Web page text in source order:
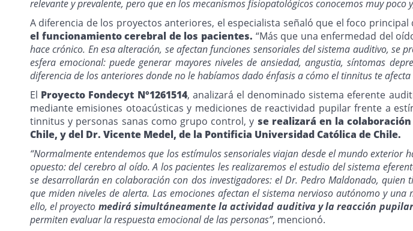
relevante y prevalente, pero que en los mecanismos fisiopatológicos conocemos muy
A diferencia de los proyectos anteriores, el especialista señaló que el foco
el funcionamiento cerebral de los pacientes. “Más que una enfermedad del
hace crónico. En esa alteración, se afectan funciones sensoriales del sistema auditivo,
esfera emocional: puede generar mayores niveles de ansiedad, angustia, síntomas
diferencia de los anteriores donde no le habíamos dado énfasis a cómo el tinnitus te
El Proyecto Fondecyt N°1261514, analizará el denominado sistema eferente
mediante emisiones otoacústicas y mediciones de reactividad pupilar frente a
tinnitus y personas sanas como grupo control, y se realizará en la
Chile, y del Dr. Vicente Medel, de la Pontificia Universidad Católica de Chile.
“Normalmente entendemos que los estímulos sensoriales viajan desde el mundo
opuesto: del cerebro al oído. A los pacientes les realizaremos el estudio del sistema
se desarrollarán en colaboración con dos investigadores: el Dr. Pedro Maldonado,
que miden niveles de alerta. Las emociones afectan el sistema nervioso autónomo y
ello, el proyecto medirá simultáneamente la actividad auditiva y la reacción
permiten evaluar la respuesta emocional de las personas”, mencionó.